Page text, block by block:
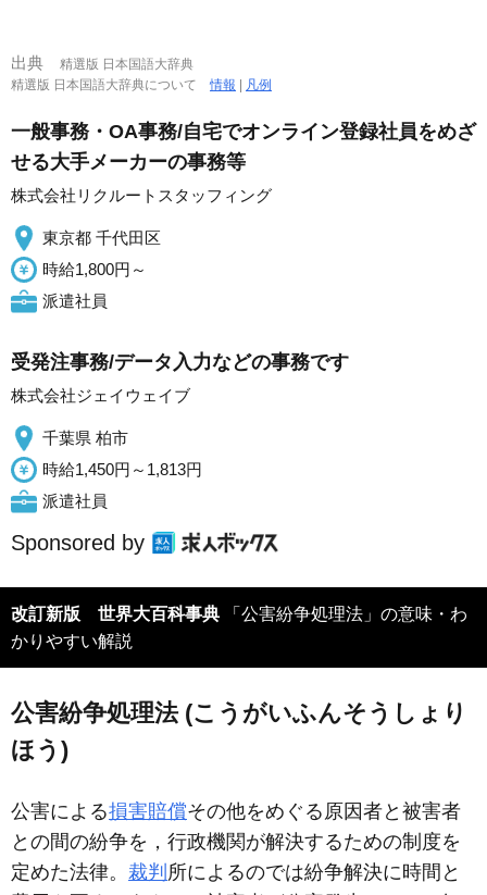
出典
精選版 日本国語大辞典
精選版 日本国語大辞典について情報 | 凡例
一般事務・OA事務/自宅でオンライン登録社員をめざ
せる大手メーカーの事務等
株式会社リクルートスタッフィング
東京都 千代田区
時給1,800円～
派遣社員
受発注事務/データ入力などの事務です
株式会社ジェイウェイブ
千葉県 柏市
時給1,450円～1,813円
派遣社員
Sponsored by
改訂新版 世界大百科事典 「公害紛争処理法」の意味・わ
かりやすい解説
公害紛争処理法 (こうがいふんそうしょり
ほう)
公害による損害賠償その他をめぐる原因者と被害者
との間の紛争を，行政機関が解決するための制度を
定めた法律。 裁判 所によるのでは紛争解決に時間と